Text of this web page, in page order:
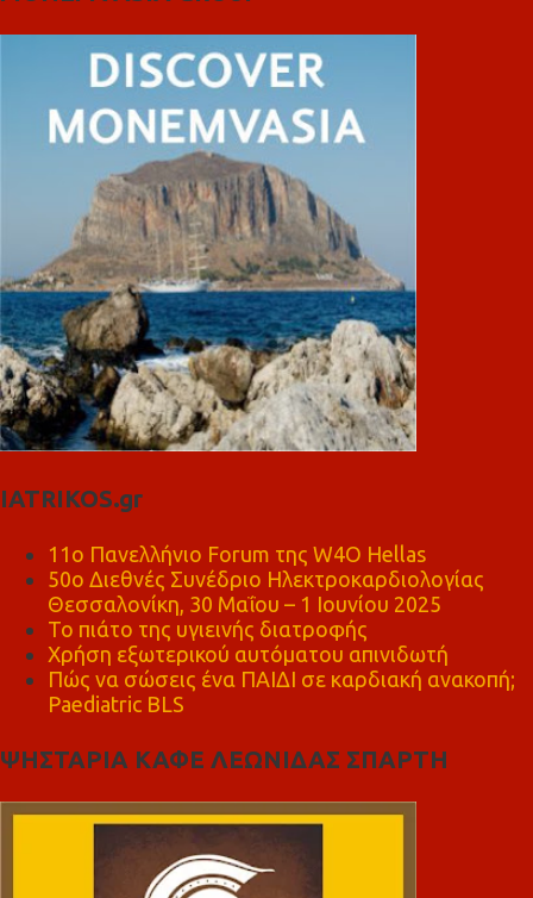
IATRIKOS.gr
11ο Πανελλήνιο Forum της W4O Hellas
50ο Διεθνές Συνέδριο Ηλεκτροκαρδιολογίας
Θεσσαλονίκη, 30 Μαΐου – 1 Ιουνίου 2025
Το πιάτο της υγιεινής διατροφής
Χρήση εξωτερικού αυτόματου απινιδωτή
Πώς να σώσεις ένα ΠΑΙΔΙ σε καρδιακή ανακοπή;
Paediatric BLS
ΨΗΣΤΑΡΙΑ ΚΑΦΕ ΛΕΩΝΙΔΑΣ ΣΠΑΡΤΗ